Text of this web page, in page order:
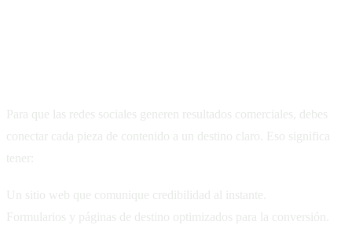
Para que las redes sociales generen resultados comerciales, debes
conectar cada pieza de contenido a un destino claro. Eso significa
tener:
Un sitio web que comunique credibilidad al instante.
Formularios y páginas de destino optimizados para la conversión.